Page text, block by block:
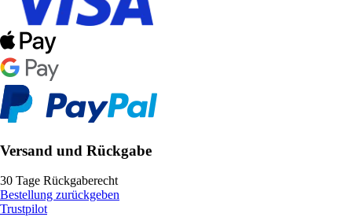
Versand und Rückgabe
30 Tage Rückgaberecht
Bestellung zurückgeben
Trustpilot